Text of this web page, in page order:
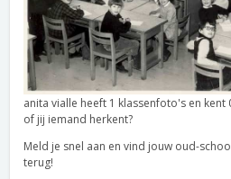
anita vialle heeft 1 klassenfoto's en
of jij iemand herkent?
Meld je snel aan en vind jouw oud-
terug!